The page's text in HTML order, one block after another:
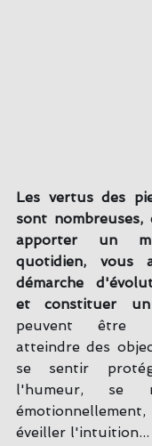
Les vertus des
sont
apporter un
quotidien, vous
démarche
et constituer
peuvent être
atteindre des
se sentir
l'humeur, se
éveiller l'intuition...